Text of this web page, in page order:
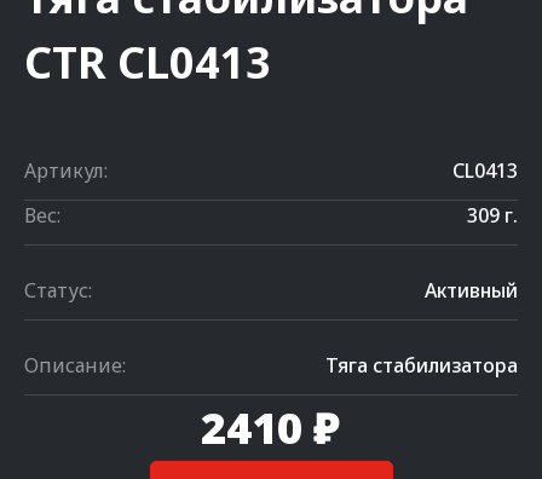
CTR CL0413
Артикул:
CL0413
Вес:
309 г.
Статус: Активный
Описание: Тяга стабилизатора
2410 ₽